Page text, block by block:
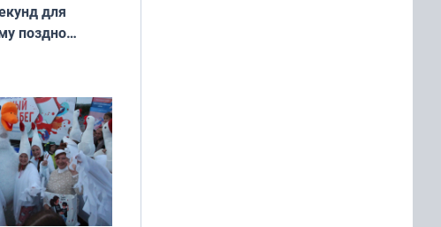
для
поздно
и без